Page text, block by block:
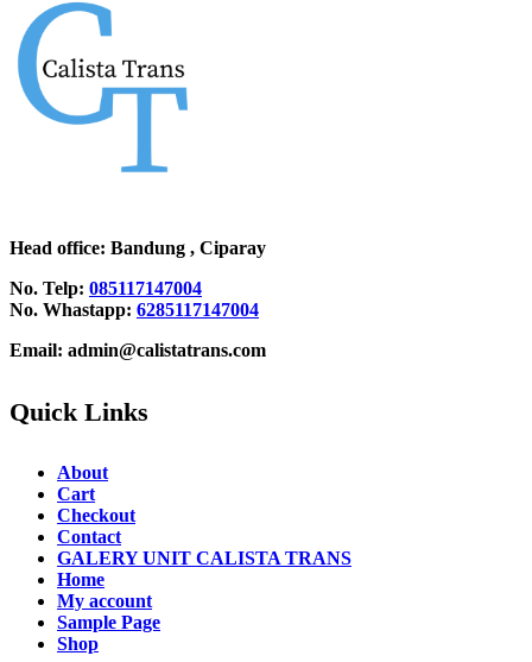
Head office: Bandung , Ciparay
No. Telp: 085117147004
No. Whastapp: 6285117147004
Email: admin@calistatrans.com
Quick Links
About
Cart
Checkout
Contact
GALERY UNIT CALISTA TRANS
Home
My account
Sample Page
Shop